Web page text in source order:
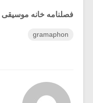
فصلنامه خانه موسیقی
gramaphon